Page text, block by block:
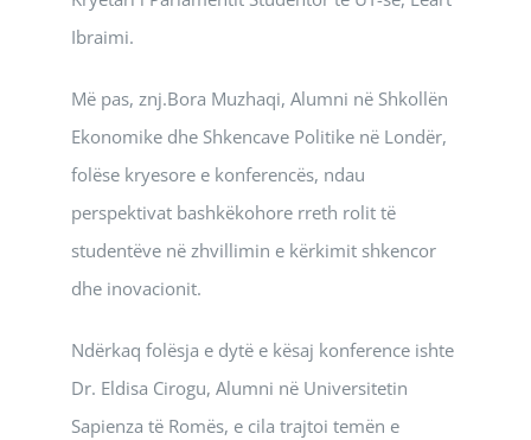
Ibraimi.
Më pas, znj.Bora Muzhaqi, Alumni në Shkollën
Ekonomike dhe Shkencave Politike në Londër,
folëse kryesore e konferencës, ndau
perspektivat bashkëkohore rreth rolit të
studentëve në zhvillimin e kërkimit shkencor
dhe inovacionit.
Ndërkaq folësja e dytë e kësaj konference ishte
Dr. Eldisa Cirogu, Alumni në Universitetin
Sapienza të Romës, e cila trajtoi temën e